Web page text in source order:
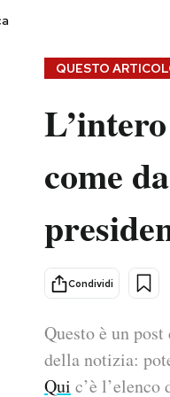
Storie/Idee
Ok Boomer!
Altrecose
Mondiali calcio 2026
QUESTO
come
Condividi
Questo è un
della notizia:
Qui c’è